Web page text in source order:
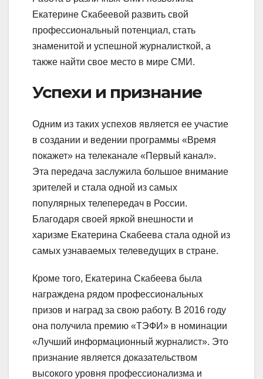
Екатерине Скабеевой развить свой
профессиональный потенциал, стать
знаменитой и успешной журналисткой, а
также найти свое место в мире СМИ.
Успехи и признание
Одним из таких успехов является ее участие
в создании и ведении программы «Время
покажет» на телеканале «Первый канал».
Эта передача заслужила большое внимание
зрителей и стала одной из самых
популярных телепередач в России.
Благодаря своей яркой внешности и
харизме Екатерина Скабеева стала одной из
самых узнаваемых телеведущих в стране.
Кроме того, Екатерина Скабеева была
награждена рядом профессиональных
призов и наград за свою работу. В 2016 году
она получила премию «ТЭФИ» в номинации
«Лучший информационный журналист». Это
признание является доказательством
высокого уровня профессионализма и